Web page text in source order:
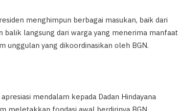
menghimpun berbagai masukan, baik dari
langsung dari warga yang menerima manfaat
unggulan yang dikoordinasikan oleh BGN.
mendalam kepada Dadan Hindayana